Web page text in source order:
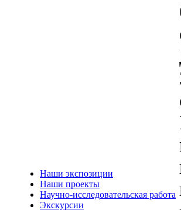
Наши экспозиции
Наши проекты
Научно-исследовательская работа
Экскурсии